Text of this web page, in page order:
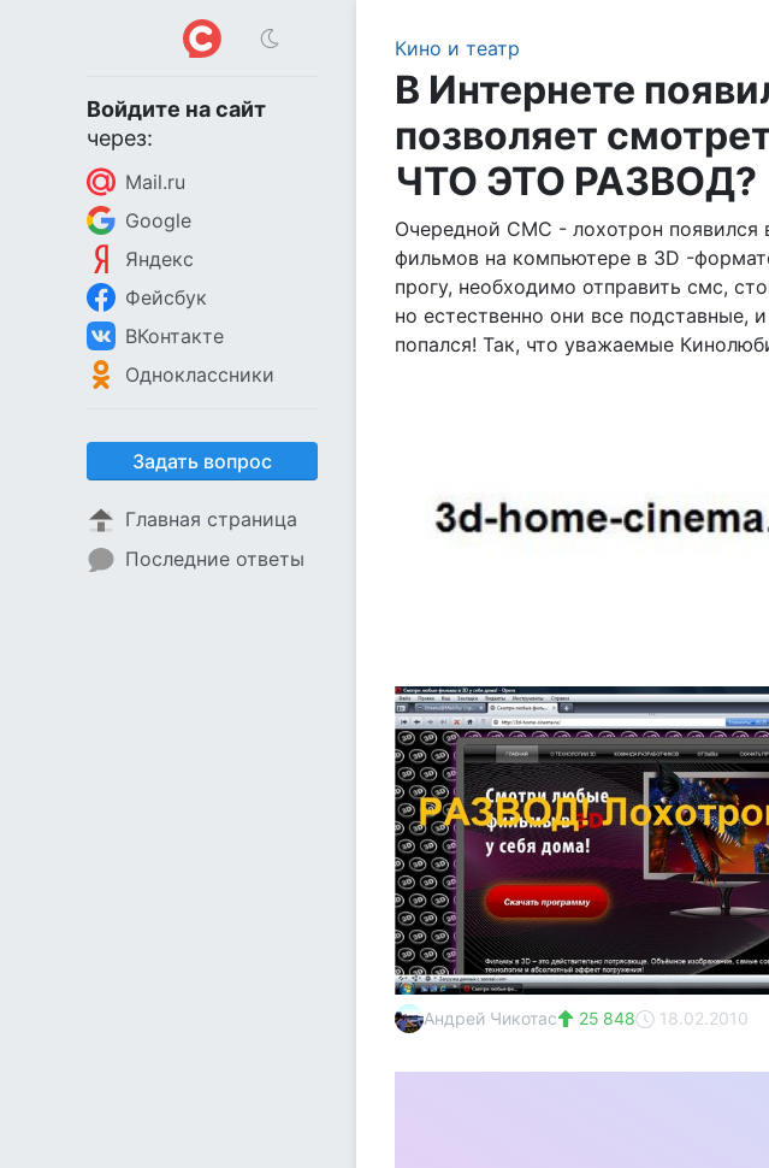
Войдите на сайт
через:
Mail.ru
Google
Яндекс
Фейсбук
ВКонтакте
Одноклассники
Задать вопрос
Главная страница
Последние ответы
Кино и театр
В Интернете
позволяет
ЧТО ЭТО РАЗВОД?
Очередной СМС - лохотрон появился
фильмов на компьютере в 3D -
прогу, необходимо отправить смс,
но естественно они все подставные,
попался! Так, что уважаемые
Андрей Чикотас 25 848 18.02.2010